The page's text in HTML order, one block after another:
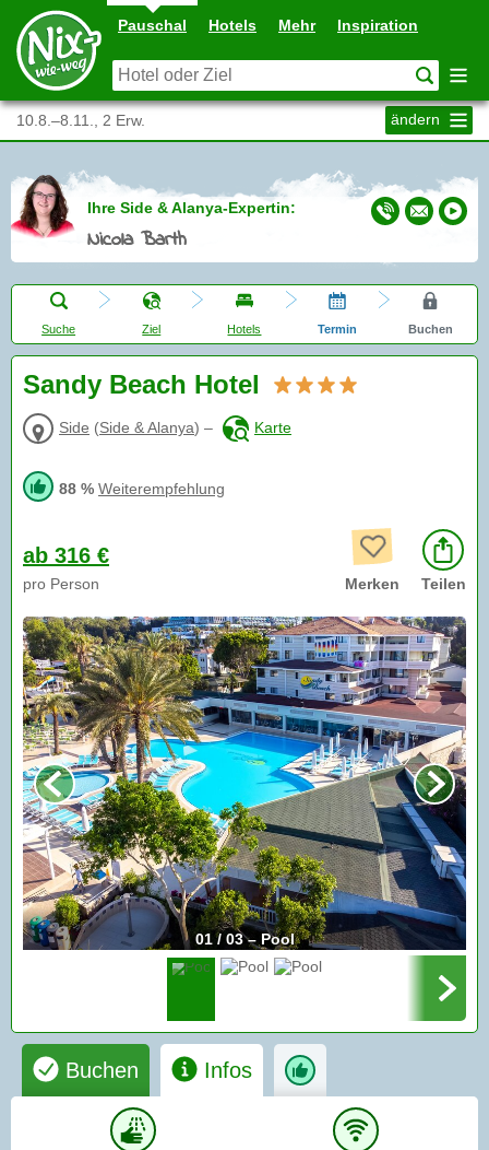
Pauschal Hotels Mehr Inspiration
10.8.–8.11., 2 Erw. ändern
Ihre Side & Alanya-Expertin:
Nicola Barth
Suche Ziel Hotels Termin Buchen
Sandy Beach Hotel
Side (Side & Alanya) – Karte
88 % Weiterempfehlung
ab 316 €
pro Person Merken Teilen
01 / 03 – Pool
Buchen Infos